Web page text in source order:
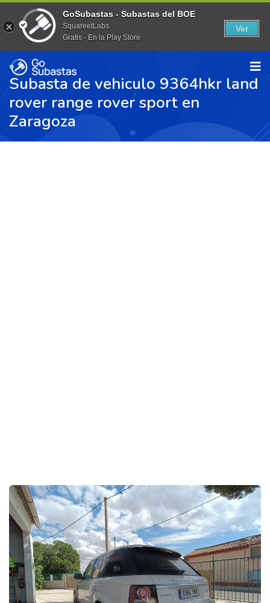
Subasta de vehiculo 9364hkr land
rover range rover sport en
Zaragoza
GoSubastas - Subastas del BOE
SquareetLabs
Gratis - En la Play Store
Ver